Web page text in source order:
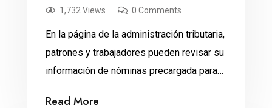
1,732 Views
0 Comments
En la página de la administración tributaria,
patrones y trabajadores pueden revisar su
información de nóminas precargada para
Read More